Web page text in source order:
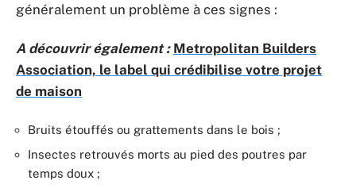
généralement un problème à ces signes :
A découvrir également : Metropolitan Builders
Association, le label qui crédibilise votre projet
de maison
Bruits étouffés ou grattements dans le bois ;
Insectes retrouvés morts au pied des poutres par
temps doux ;